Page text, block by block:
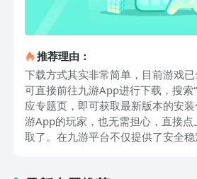
推荐理由：
下载方式其实非常简单，目前游戏
可直接前往九游App进行下载，搜索
应专题页，即可获取最新版本的安
游App的玩家，也无需担心，直接
取了。在九游平台不仅提供了安全